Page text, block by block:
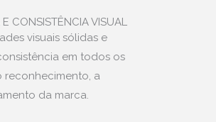
CONSISTÊNCIA VISUAL
visuais sólidas e
em todos os
reconhecimento, a
da marca.